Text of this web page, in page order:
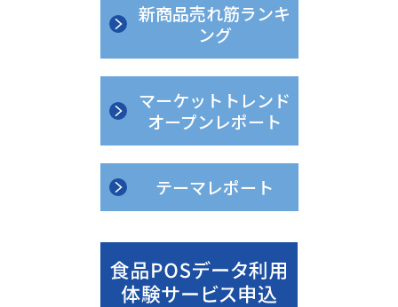
新商品売れ筋ランキ
ング
マーケットトレンド
オープンレポート
テーマレポート